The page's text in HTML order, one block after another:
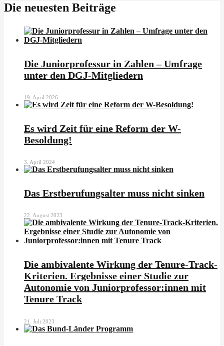
Die neuesten Beiträge
Die Juniorprofessur in Zahlen – Umfrage
unter den DGJ-Mitgliedern
19. April 2026
Es wird Zeit für eine Reform der W-
Besoldung!
3. April 2024
Das Erstberufungsalter muss nicht sinken
22. August 2023
Die ambivalente Wirkung der Tenure-Track-
Kriterien. Ergebnisse einer Studie zur
Autonomie von Juniorprofessor:innen mit
Tenure Track
21. Juli 2023